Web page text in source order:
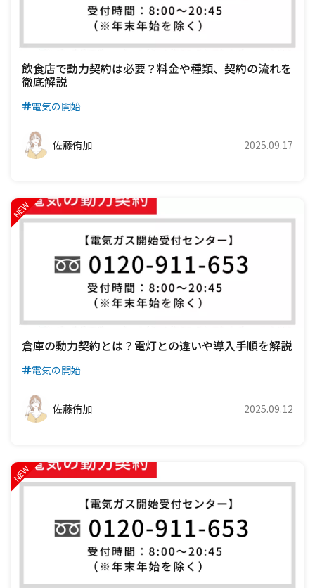
飲食店で動力契約は必要？料金や種類、契約の流れを
徹底解説
電気の開始
佐藤侑加 2025.09.17
倉庫の動力契約とは？電灯との違いや導入手順を解説
電気の開始
佐藤侑加 2025.09.12